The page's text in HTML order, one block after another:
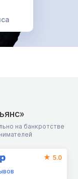
на банкротстве
5.0